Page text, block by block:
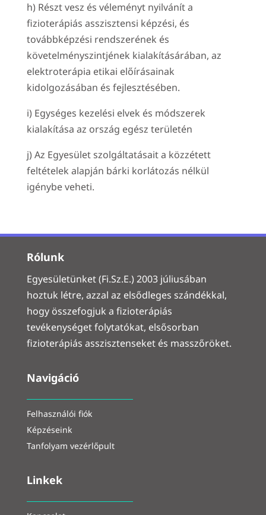
h) Részt vesz és véleményt nyilvánít a
fizioterápiás asszisztensi képzési, és
továbbképzési rendszerének és
követelményszintjének kialakításárában, az
elektroterápia etikai előírásainak
kidolgozásában és fejlesztésében.
i) Egységes kezelési elvek és módszerek
kialakítása az ország egész területén
j) Az Egyesület szolgáltatásait a közzétett
feltételek alapján bárki korlátozás nélkül
igénybe veheti.
Rólunk
Egyesületünket (Fi.Sz.E.) 2003 júliusában
hoztuk létre, azzal az elsődleges szándékkal,
hogy összefogjuk a fizioterápiás
tevékenységet folytatókat, elsősorban
fizioterápiás asszisztenseket és masszőröket.
Navigáció
Felhasználói fiók
Képzéseink
Tanfolyam vezérlőpult
Linkek